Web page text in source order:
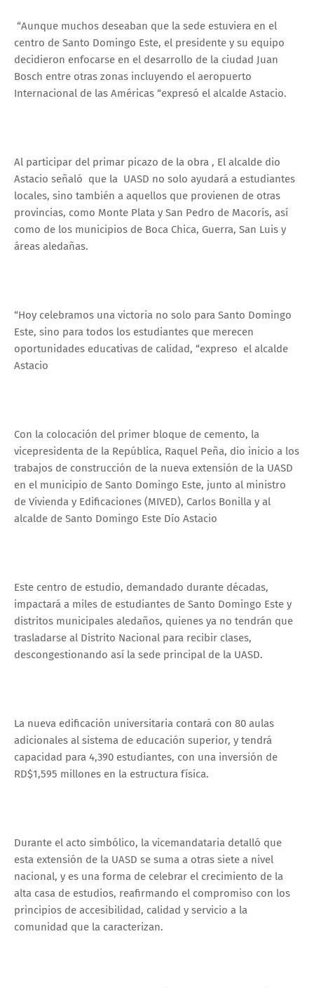
“Aunque muchos deseaban que la sede estuviera en el
centro de Santo Domingo Este, el presidente y su equipo
decidieron enfocarse en el desarrollo de la ciudad Juan
Bosch entre otras zonas incluyendo el aeropuerto
Internacional de las Américas “expresó el alcalde Astacio.
Al participar del primar picazo de la obra , El alcalde dio
Astacio señaló que la UASD no solo ayudará a estudiantes
locales, sino también a aquellos que provienen de otras
provincias, como Monte Plata y San Pedro de Macorís, así
como de los municipios de Boca Chica, Guerra, San Luis y
áreas aledañas.
“Hoy celebramos una victoria no solo para Santo Domingo
Este, sino para todos los estudiantes que merecen
oportunidades educativas de calidad, “expreso el alcalde
Astacio
Con la colocación del primer bloque de cemento, la
vicepresidenta de la República, Raquel Peña, dio inicio a los
trabajos de construcción de la nueva extensión de la UASD
en el municipio de Santo Domingo Este, junto al ministro
de Vivienda y Edificaciones (MIVED), Carlos Bonilla y al
alcalde de Santo Domingo Este Dío Astacio
Este centro de estudio, demandado durante décadas,
impactará a miles de estudiantes de Santo Domingo Este y
distritos municipales aledaños, quienes ya no tendrán que
trasladarse al Distrito Nacional para recibir clases,
descongestionando así la sede principal de la UASD.
La nueva edificación universitaria contará con 80 aulas
adicionales al sistema de educación superior, y tendrá
capacidad para 4,390 estudiantes, con una inversión de
RD$1,595 millones en la estructura física.
Durante el acto simbólico, la vicemandataria detalló que
esta extensión de la UASD se suma a otras siete a nivel
nacional, y es una forma de celebrar el crecimiento de la
alta casa de estudios, reafirmando el compromiso con los
principios de accesibilidad, calidad y servicio a la
comunidad que la caracterizan.